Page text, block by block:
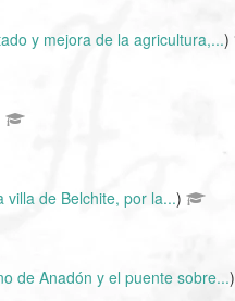
y mejora de la agricultura,...)
villa de Belchite, por la...)
de Anadón y el puente sobre...)